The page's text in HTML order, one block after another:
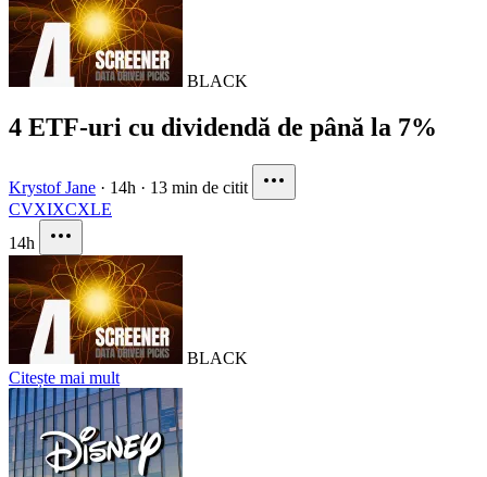
BLACK
4 ETF-uri cu dividendă de până la 7%
Krystof Jane · 14h · 13 min de citit
CVXIXCXLE
14h
BLACK
Citește mai mult